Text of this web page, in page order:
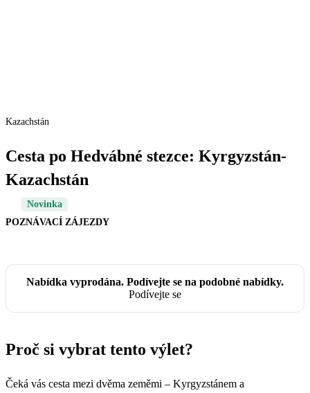
Kazachstán
Cesta po Hedvábné stezce: Kyrgyzstán-
Kazachstán
Novinka
POZNÁVACÍ ZÁJEZDY
Nabídka vyprodána. Podívejte se na podobné nabídky.
Podívejte se
Proč si vybrat tento výlet?
Čeká vás cesta mezi dvěma zeměmi – Kyrgyzstánem a